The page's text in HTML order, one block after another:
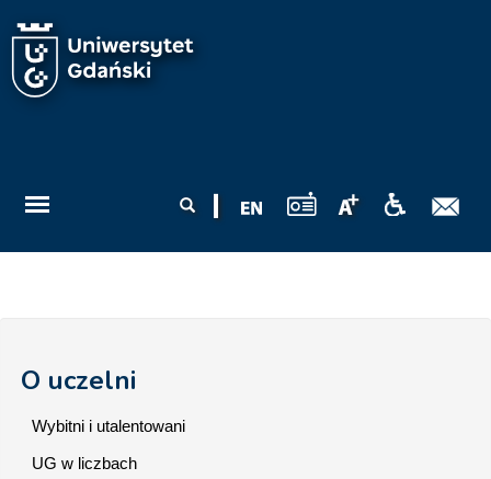
wyszukiwania
O uczelni
Wybitni i utalentowani
UG w liczbach